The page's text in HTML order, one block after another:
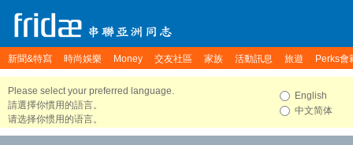
新聞&特寫 時尚娛樂 Money 交友社區 家族 活動訊息 旅遊 Perks會
Please select your preferred language.
請選擇你慣用的語言。
请选择你惯用的语言。
English
中文简体